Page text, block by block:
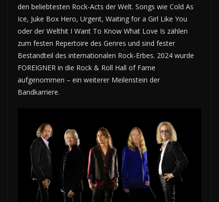
den beliebtesten Rock-Acts der Welt. Songs wie Cold As
Ice, Juke Box Hero, Urgent, Waiting for a Girl Like You
oder der Welthit I Want To Know What Love Is zählen
zum festen Repertoire des Genres und sind fester
Bestandteil des internationalen Rock-Erbes. 2024 wurde
FOREIGNER in die Rock & Roll Hall of Fame
aufgenommen – ein weiterer Meilenstein der
Bandkarriere.